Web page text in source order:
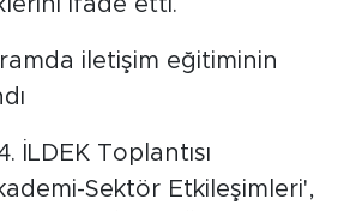
iletişim eğitiminin
İLDEK Toplantısı
Sektör Etkileşimleri',